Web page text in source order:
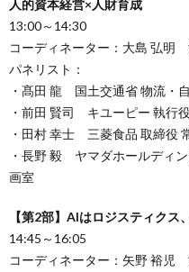
人的資本経営×人財育成
13:00～14:30
コーディネーター：大島 弘
パネリスト：
・髙田 龍 国土交通省 物流・
・前田 賢司 キユーピー 執行
・田村 幸士 三菱食品 取締役
・長野 毅 ヤマダホールディ
画室
【第2部】AIはロジスティク
14:45～16:05
コーディネーター：矢野 裕